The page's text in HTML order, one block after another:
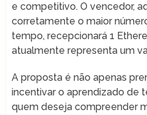
e competitivo. O vencedor,
corretamente o maior
tempo, recepcionará 1
atualmente representa um
A proposta é não apenas
incentivar o aprendizado de
quem deseja compreender